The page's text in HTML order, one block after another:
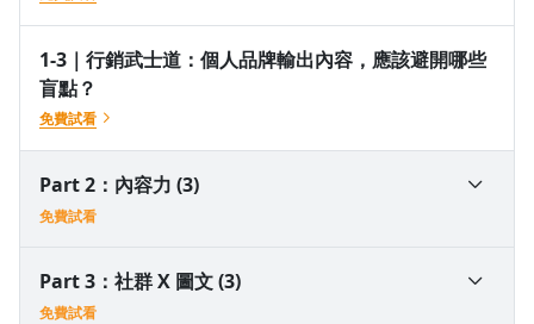
1-3｜行銷武士道：個人品牌輸出內容，應該避開哪些
盲點？
免費試看
Part 2：內容力 (3)
免費試看
2-1｜高效寫作力｜想透過寫作投資自己：但你得釐清
「個人」、「品牌」何者重要？
Part 3：社群 X 圖文 (3)
免費試看
沒有待播放的清單